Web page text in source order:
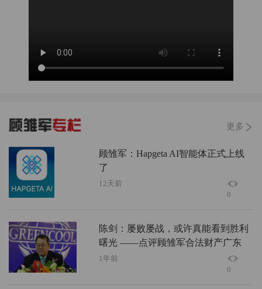
更多
顾雏军：Hapgeta AI智能体正式上线
了
12天前
0
陈剑：屡败屡战，或许真能看到胜利
曙光 ——点评顾雏军合法财产广东
索赔
1年前
0